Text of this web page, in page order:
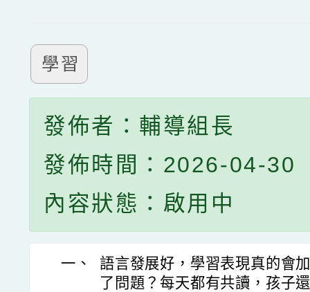
學習
發佈者：輔導組長
發佈時間：2026-04-30
內容狀態：啟用中
一、
語言發展好，學習表現真的會
了問題？每天都有共讀，孩子